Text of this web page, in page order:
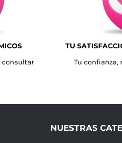
consultar
TU
Tu
NUESTRAS